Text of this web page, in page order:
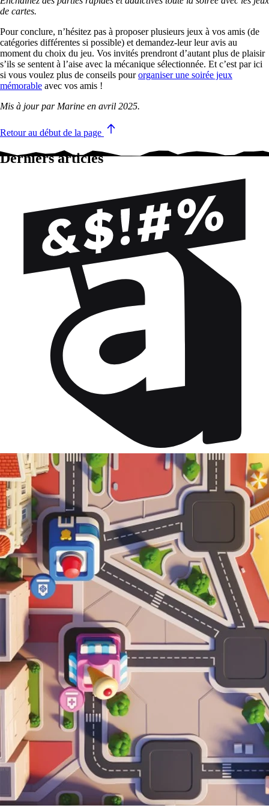
de cartes.
Pour conclure, n’hésitez pas à proposer plusieurs jeux à vos amis (de
catégories différentes si possible) et demandez-leur leur avis au
moment du choix du jeu. Vos invités prendront d’autant plus de plaisir
s’ils se sentent à l’aise avec la mécanique sélectionnée. Et c’est par ici
si vous voulez plus de conseils pourorganiser une soirée jeux
mémorable avec vos amis !
Mis à jour par Marine en avril 2025.
Retour au début de la page
Derniers articles